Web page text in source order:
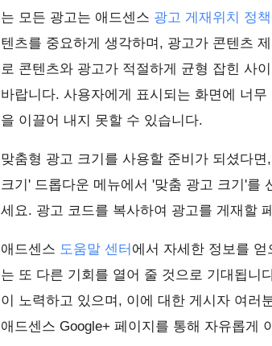
는 모든 광고는 애드센스 광고 게재위치 정책
텐츠를 중요하게 생각하며, 광고가 콘텐츠
로 콘텐츠와 광고가 적절하게 균형 잡힌 사
바랍니다. 사용자에게 표시되는 화면에 너
을 이끌어 내지 못할 수 있습니다.
맞춤형 광고 크기를 사용할 준비가 되셨다면
크기' 드롭다운 메뉴에서 '맞춤 광고 크기'를
세요. 광고 코드를 복사하여 광고를 게재할
애드센스 도움말 센터 에서 자세한 정보를
는 또 다른 기회를 열어 줄 것으로 기대됩니
이 노력하고 있으며, 이에 대한 게시자 여러
애드센스 Google+ 페이지를 통해 자유롭게